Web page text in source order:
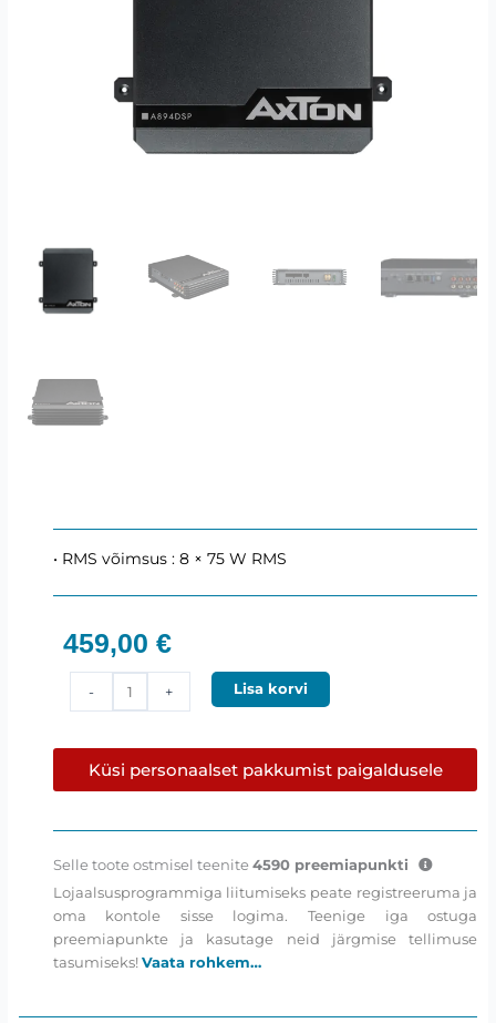
• RMS võimsus : 8 × 75 W RMS
459,00 €
-
A894DSP
8
kanaliga
DSP-
võimendi
kogus
+ Lisa korvi
Küsi personaalset pakkumist paigaldusele
Selle toote ostmisel teenite 4590preemiapunkti
Lojaalsusprogrammiga liitumiseks peate registreeruma ja
oma kontole sisse logima. Teenige iga ostuga
preemiapunkte ja kasutage neid järgmise tellimuse
tasumiseks!Vaata rohkem…